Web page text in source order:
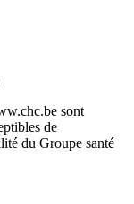
sont
de
du Groupe santé